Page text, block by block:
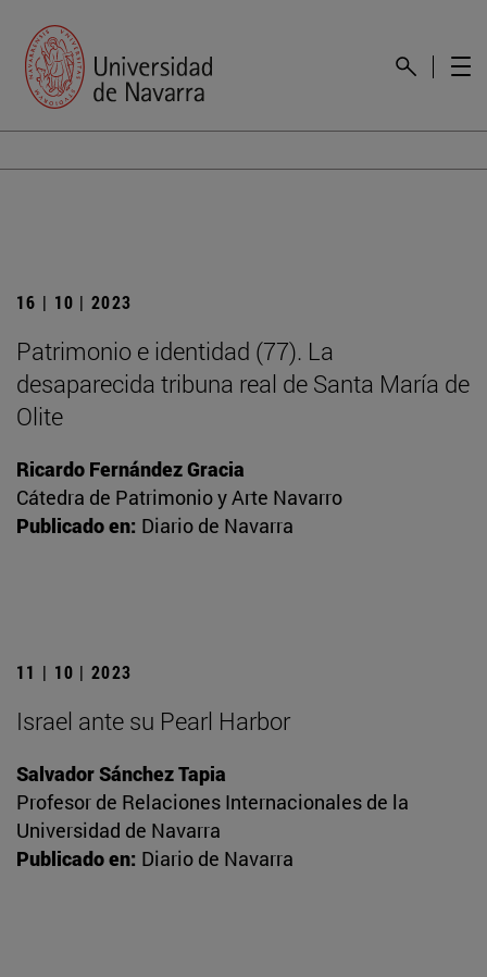
16 | 10 | 2023
Patrimonio e identidad (77). La
desaparecida tribuna real de Santa María de
Olite
Ricardo Fernández Gracia
Cátedra de Patrimonio y Arte Navarro
Publicado en: Diario de Navarra
11 | 10 | 2023
Israel ante su Pearl Harbor
Salvador Sánchez Tapia
Profesor de Relaciones Internacionales de la
Universidad de Navarra
Publicado en: Diario de Navarra